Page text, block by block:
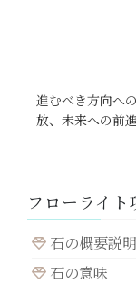
進むべき方向へ
放、未来への前進
フローライト
石の概要説明
石の意味